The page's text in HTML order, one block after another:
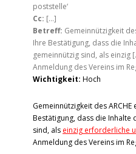
poststelle‘
Cc: […]
Betreff: Gemeinnützigkeit
Ihre Bestätigung, dass die
gemeinnützig sind, als einzig
Anmeldung des Vereins im
Wichtigkeit: Hoch
Gemeinnützigkeit des ARCHE
Bestätigung, dass die Inhalte
sind, als einzig erforderliche
Anmeldung des Vereins im